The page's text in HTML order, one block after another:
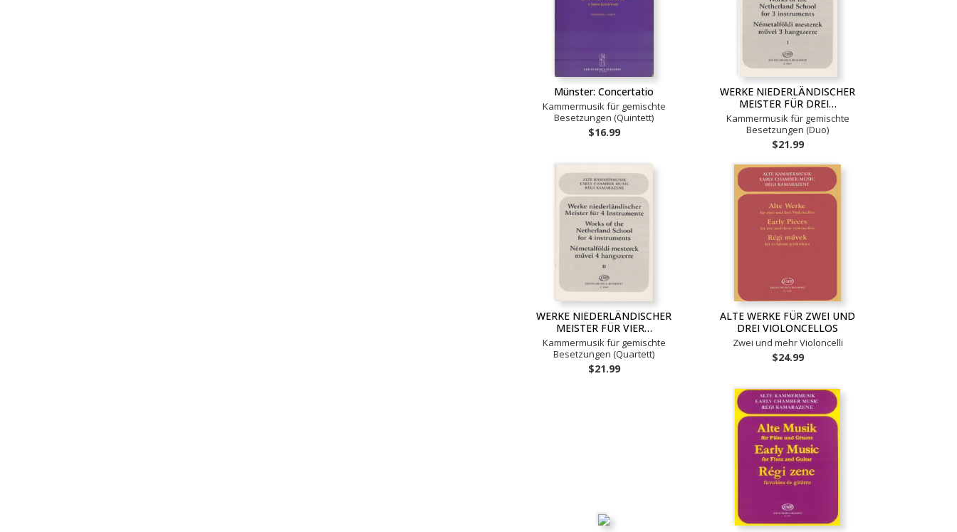
Münster: Concertatio
Kammermusik für gemischte
Besetzungen (Quintett)
$16.99
WERKE NIEDERLÄNDISCHER
MEISTER FÜR DREI…
Kammermusik für gemischte
Besetzungen (Duo)
$21.99
WERKE NIEDERLÄNDISCHER
MEISTER FÜR VIER…
Kammermusik für gemischte
Besetzungen (Quartett)
$21.99
ALTE WERKE FÜR ZWEI UND
DREI VIOLONCELLOS
Zwei und mehr Violoncelli
$24.99